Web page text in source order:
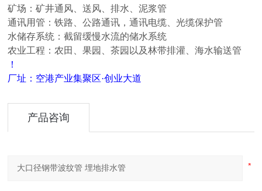
矿场：矿井通风、送风、排水、泥浆管
通讯用管：铁路、公路通讯，通讯电缆、光缆保护管
水储存系统：截留缓慢水流的储水系统
农业工程：农田、果园、茶园以及林带排灌 、海水输送管
！
厂址：空港产业集聚区·创业大道
产品咨询